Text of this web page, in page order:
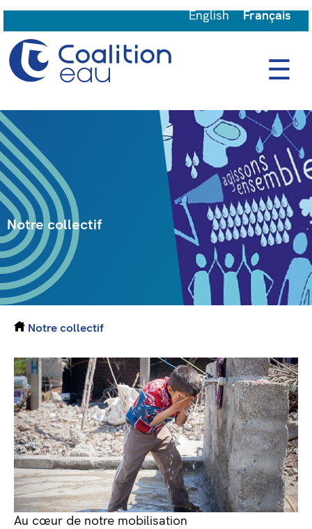
☰
Notre collectif
Notre collectif
Au cœur de notre mobilisation
English Français